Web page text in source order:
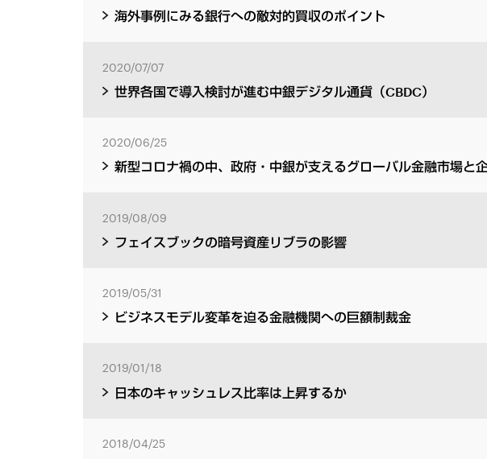
海外事例にみる銀行への敵対的買収のポイント
2020/07/07
世界各国で導入検討が進む中銀デジタル通貨（CBDC）
2020/06/25
新型コロナ禍の中、政府・中銀が支えるグローバル金融市場と
2019/08/09
フェイスブックの暗号資産リブラの影響
2019/05/31
ビジネスモデル変革を迫る金融機関への巨額制裁金
2019/01/18
日本のキャッシュレス比率は上昇するか
2018/04/25